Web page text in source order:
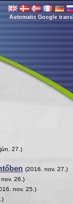
Automatic Google
27.)
(2016. nov. 27.)
26.)
nov. 25.)